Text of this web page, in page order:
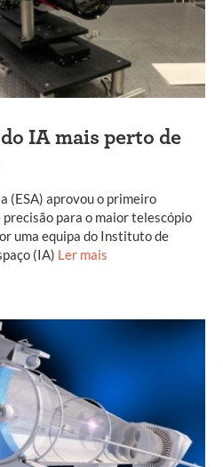
IA mais perto de
(ESA) aprovou o primeiro
para o maior telescópio
uma equipa do Instituto de
(IA) Ler mais